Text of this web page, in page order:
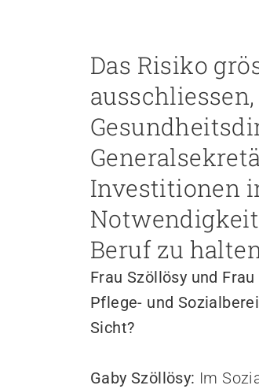
Arbeit und Betriebskultur gestalten
Betrieb führen und Recht umsetzen
Sicherheit gewährleisten
Finanzierung regeln
Angebote entwickeln
Nachhaltigkeit fördern
Einkauf organisieren
Berufliche Inklusion fördern
Mit Angehörigen arbeiten
Lebensende gestalten
Übergänge gestalten
Gesundheitsfragen angehen
Das Risiko
Investitionen
Beruf zu
Frau Szöllösy und
Pflege- und
Sicht?
Gaby Szöllösy: Im